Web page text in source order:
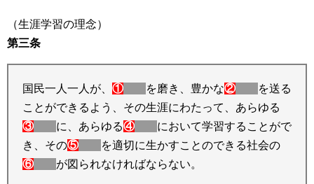
（生涯学習の理念）
第三条
国民一人一人が、 ① を磨き、豊かな②
を送る
ことができるよう、その生涯にわたって、あらゆる
③
に、あらゆる④
において学習することがで
き、その⑤
を適切に生かすことのできる社会の
⑥
が図られなければならない。